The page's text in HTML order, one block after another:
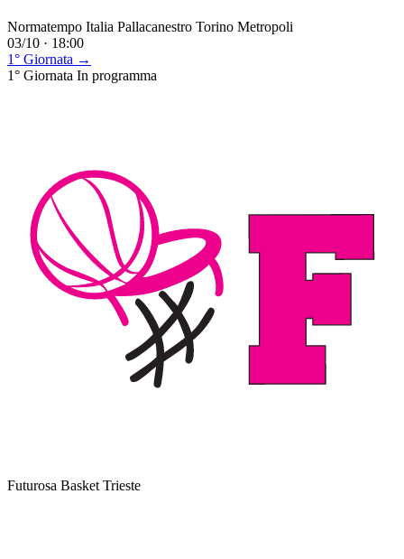
Normatempo Italia Pallacanestro Torino Metropoli
03/10 · 18:00
1° Giornata →
1° Giornata In programma
Futurosa Basket Trieste